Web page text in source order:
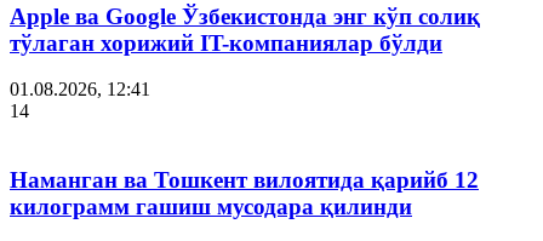
Apple ва Google Ўзбекистонда энг кўп солиқ
тўлаган хорижий IT-компаниялар бўлди
01.08.2026, 12:41
14
Наманган ва Тошкент вилоятида қарийб 12
килограмм гашиш мусодара қилинди